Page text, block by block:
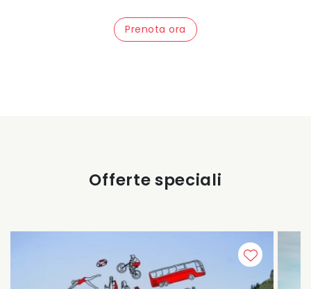
Prenota ora
Offerte speciali